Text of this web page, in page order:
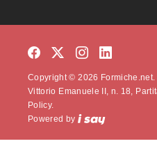
Copyright © 2026
Vittorio Emanuele II, n. 18,
Policy.
Powered by